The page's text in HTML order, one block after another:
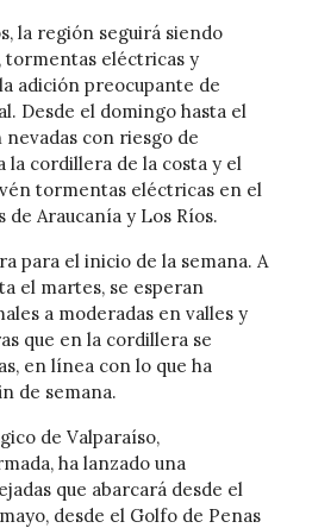
la región seguirá siendo
tormentas eléctricas y
adición preocupante de
Desde el domingo hasta el
con riesgo de
la cordillera de la costa y el
tormentas eléctricas en el
Araucanía y Los Ríos.
para el inicio de la semana. A
el martes, se esperan
a moderadas en valles y
que en la cordillera se
en línea con lo que ha
de semana.
de Valparaíso,
ha lanzado una
que abarcará desde el
desde el Golfo de Penas